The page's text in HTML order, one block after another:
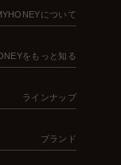
について
をもっと知る
ラインナップ
ブランド